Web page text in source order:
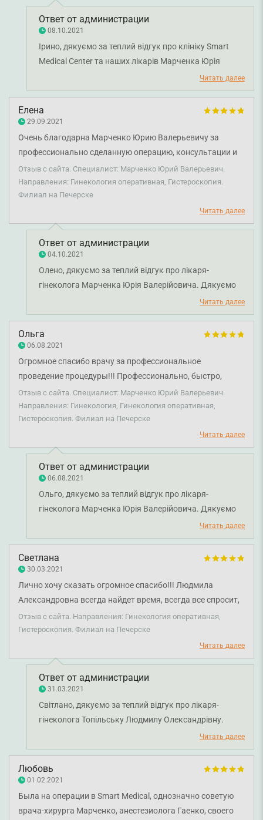
Организация труда на высоте! Супер! Всем спасибо!
Ответ от администрации
08.10.2021
Ірино, дякуємо за теплий відгук про клініку Smart
Medical Center та наших лікарів Марченка Юрія
Валерійовича та Гаєнка Дмитра Костянтиновича.
Дякуємо за довіру і щиро бажаємо вам міцного
Читать далее
Елена
29.09.2021
Очень благодарна Марченко Юрию Валерьевичу за
профессионально сделанную операцию, консультации и
доброжелательное отношение.
Отзыв с сайта. Специалист: Марченко Юрий Валерьевич.
Направления: Гинекология оперативная, Гистероскопия.
Филиал на Печерске
Читать далее
Ответ от администрации
04.10.2021
Олено, дякуємо за теплий відгук про лікаря-
гінеколога Марченка Юрія Валерійовича. Дякуємо
за довіру і щиро бажаємо вам міцного здоров'я!Читать далее
Ольга
06.08.2021
Огромное спасибо врачу за профессиональное
проведение процедуры!!! Профессионально, быстро,
качественно, безболезненно и на самом высоком уровне!
Отзыв с сайта. Специалист: Марченко Юрий Валерьевич.
Направления: Гинекология, Гинекология оперативная,
Гистероскопия. Филиал на Печерске
Читать далее
Ответ от администрации
06.08.2021
Ольго, дякуємо за теплий відгук про лікаря-
гінеколога Марченка Юрія Валерійовича. Дякуємо
за довіру і щиро бажаємо вам міцного здоров'я!Читать далее
Светлана
30.03.2021
Лично хочу сказать огромное спасибо!!! Людмила
Александровна всегда найдет время, всегда все спросит,
выслушает, назначит доп. обследование, если это
необходимо, объяснит, расскажет, поставит диагноз и
назначит лечение. Очень опытный, квалифицированный
врач, профессионал в своем деле. Я очень рада, что
наблюдаюсь именно у нее. Будьте здоровы и помогайте
быть здоровыми вашим пациентам!!!!
Отзыв с сайта. Направления: Гинекология оперативная,
Гистероскопия. Филиал на Печерске
Читать далее
Ответ от администрации
31.03.2021
Світлано, дякуємо за теплий відгук про лікаря-
гінеколога Топільську Людмилу Олександрівну.
Дякуємо за довіру і щиро бажаємо вам міцного
здоров'я!
Читать далее
Любовь
01.02.2021
Была на операции в Smart Medical, однозначно советую
врача-хирурга Марченко, анестезиолога Гаенко, своего